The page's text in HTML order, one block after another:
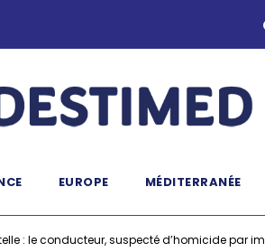
EUROPE MÉDITERRANÉE
: le conducteur, suspecté d’homicide par